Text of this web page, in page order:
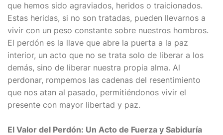
que hemos sido agraviados, heridos o traicionados.
Estas heridas, si no son tratadas, pueden llevarnos a
vivir con un peso constante sobre nuestros hombros.
El perdón es la llave que abre la puerta a la paz
interior, un acto que no se trata solo de liberar a los
demás, sino de liberar nuestra propia alma. Al
perdonar, rompemos las cadenas del resentimiento
que nos atan al pasado, permitiéndonos vivir el
presente con mayor libertad y paz.
El Valor del Perdón: Un Acto de Fuerza y Sabiduría